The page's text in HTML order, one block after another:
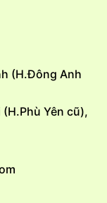
(H.Đông Anh
Yên cũ),